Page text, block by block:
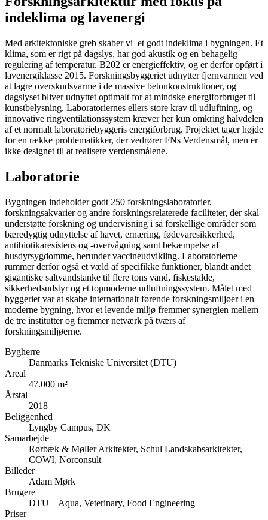
indeklima og lavenergi
Med arkitektoniske greb skaber vi et godt indeklima i bygningen. Et
klima, som er rigt på dagslys, har god akustik og en behagelig
regulering af temperatur. B202 er energieffektiv, og er derfor opført i
lavenergiklasse 2015. Forskningsbyggeriet udnytter fjernvarmen ved
at lagre overskudsvarme i de massive betonkonstruktioner, og
dagslyset bliver udnyttet optimalt for at mindske energiforbruget til
kunstbelysning. Laboratoriernes ellers store krav til udluftning, og
innovative ringventilationssystem kræver her kun omkring halvdelen
af et normalt laboratoriebyggeris energiforbrug. Projektet tager højde
for en række problematikker, der vedrører FNs Verdensmål, men er
ikke designet til at realisere verdensmålene.
Laboratorie
Bygningen indeholder godt 250 forskningslaboratorier,
forskningsakvarier og andre forskningsrelaterede faciliteter, der skal
understøtte forskning og undervisning i så forskellige områder som
bæredygtig udnyttelse af havet, ernæring, fødevaresikkerhed,
antibiotikaresistens og -overvågning samt bekæmpelse af
husdyrsygdomme, herunder vaccineudvikling. Laboratorierne
rummer derfor også et væld af specifikke funktioner, blandt andet
gigantiske saltvandstanke til flere tons vand, fiskestalde,
sikkerhedsudstyr og et topmoderne udluftningssystem. Målet med
byggeriet var at skabe internationalt førende forskningsmiljøer i en
moderne bygning, hvor et levende miljø fremmer synergien mellem
de tre institutter og fremmer netværk på tværs af
forskningsmiljøerne.
Bygherre
Danmarks Tekniske Universitet (DTU)
Areal
47.000 m²
Årstal
2018
Beliggenhed
Lyngby Campus, DK
Samarbejde
Rørbæk & Møller Arkitekter, Schul Landskabsarkitekter,
COWI, Norconsult
Billeder
Adam Mørk
Brugere
DTU – Aqua, Veterinary, Food Engineering
Priser